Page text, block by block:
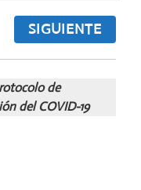
SIGUIENTE
de
del COVID-19